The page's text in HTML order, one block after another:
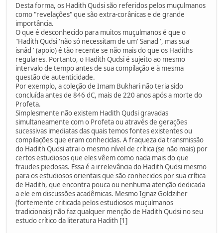
Desta forma, os Hadith Qudsi são referidos pelos muçulmanos
como "revelações" que são extra-corânicas e de grande
importância.
O que é desconhecido para muitos muçulmanos é que o
"Hadith Qudsi 'não só necessitam de um' Sanad ', mas sua'
isnâd ' (apoio) é tão recente se não mais do que os Hadiths
regulares. Portanto, o Hadith Qudsi é sujeito ao mesmo
intervalo de tempo antes de sua compilação e à mesma
questão de autenticidade.
Por exemplo, a coleção de Imam Bukhari não teria sido
concluída antes de 846 dC, mais de 220 anos após a morte do
Profeta.
Simplesmente não existem Hadith Qudsi gravadas
simultaneamente com o Profeta ou através de gerações
sucessivas imediatas das quais temos fontes existentes ou
compilações que eram conhecidas. A fraqueza da transmissão
do Hadith Qudsi atrai o mesmo nível de crítica (se não mais) por
certos estudiosos que eles vêem como nada mais do que
fraudes piedosas. Essa é a irrelevância do Hadith Qudsi mesmo
para os estudiosos orientais que são conhecidos por sua crítica
de Hadith, que encontra pouca ou nenhuma atenção dedicada
a ele em discussões acadêmicas. Mesmo Ignaz Goldziher
(fortemente criticada pelos estudiosos muçulmanos
tradicionais) não faz qualquer menção de Hadith Qudsi no seu
estudo crítico da literatura Hadith [1]